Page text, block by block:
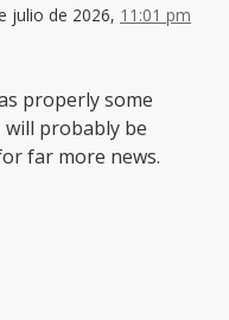
julio de 2026, 11:01 pm
properly some
probably be
far more news.